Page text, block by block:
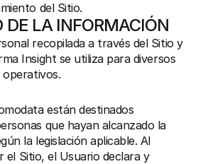
del Sitio.
DE LA INFORMACIÓN
recopilada a través del Sitio y
Insight se utiliza para diversos
operativos.
están destinados
que hayan alcanzado la
la legislación aplicable. Al
el Sitio, el Usuario declara y